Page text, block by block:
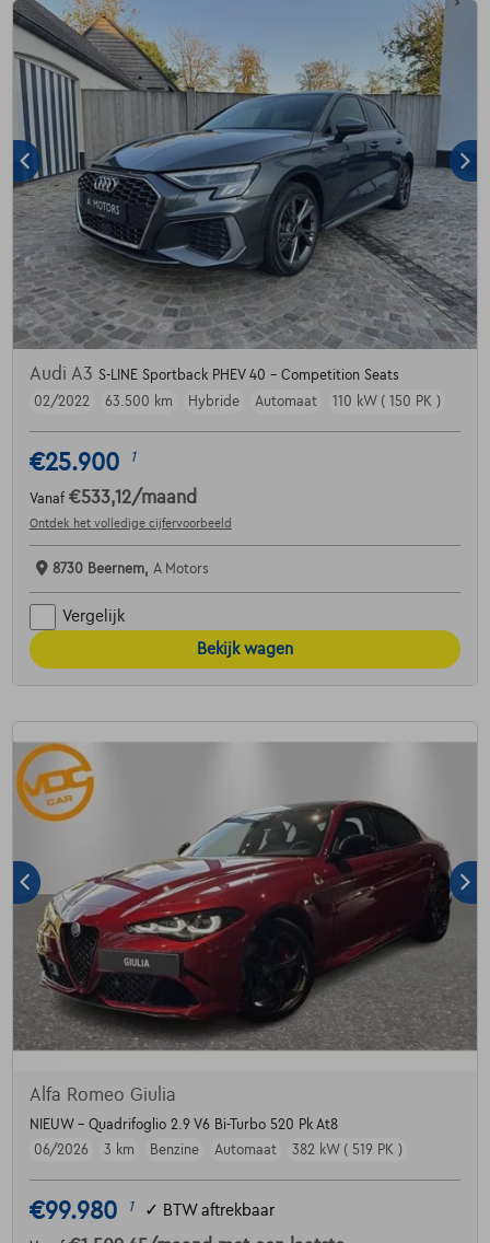
Audi A3 S-LINE Sportback PHEV 40 - Competition Seats
02/2022
63.500 km Hybride Automaat 110 kW ( 150 PK )
€25.900 1
Vanaf €533,12/maand
Ontdek het volledige cijfervoorbeeld
8730 Beernem, A Motors
Vergelijk
Bekijk wagen
Alfa Romeo Giulia
NIEUW - Quadrifoglio 2.9 V6 Bi-Turbo 520 Pk At8
06/2026
3 km Benzine Automaat 382 kW ( 519 PK )
€99.980 1 ✓ BTW aftrekbaar